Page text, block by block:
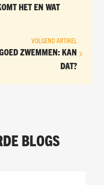
HET EN WAT
VOLGEND ARTIKEL
ZWEMMEN: KAN
DAT?
BLOGS